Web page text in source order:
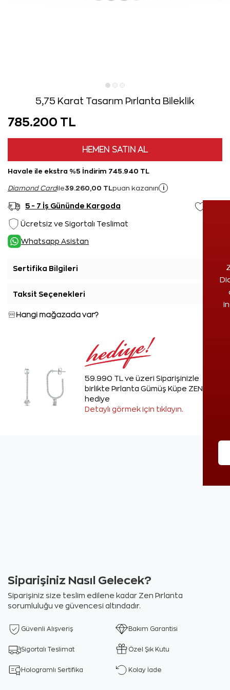
5,75 Karat Tasarım Pırlanta Bileklik
785.200 TL
HEMEN SATIN AL
Havale ile ekstra %5 İndirim 745.940 TL
Diamond Cardile39.260,00 TL puan kazanın i
5 - 7 İş Gününde Kargoda
Ücretsiz ve Sigortalı Teslimat
Whatsapp Asistan
Sertifika Bilgileri
Taksit Seçenekleri
Hangi mağazada var?
59.990 TL ve üzeri Siparişinizle
birlikte Pırlanta Gümüş Küpe ZEN'den
hediye
Detaylı görmek için tıklayın.
Siparişiniz Nasıl Gelecek?
Siparişiniz size teslim edilene kadar Zen Pırlanta
sorumluluğu ve güvencesi altındadır.
Güvenli Alışveriş Bakım Garantisi
Sigortalı Teslimat Özel Şık Kutu
Hologramlı Sertifika Kolay İade